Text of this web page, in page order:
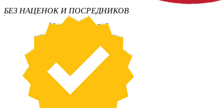
БЕЗ НАЦЕНОК И ПОСРЕДНИКОВ